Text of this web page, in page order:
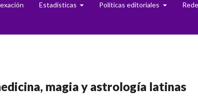
Estadísticas Políticas editoriales
magia y astrología latinas